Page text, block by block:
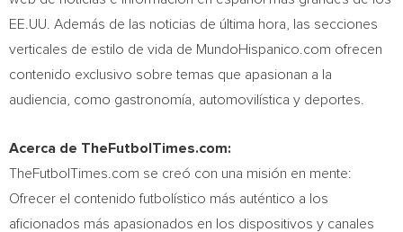
EE.UU. Además de las noticias de última hora, las secciones
verticales de estilo de vida de MundoHispanico.com ofrecen
contenido exclusivo sobre temas que apasionan a la
audiencia, como gastronomía, automovilística y deportes.
Acerca de TheFutbolTimes.com:
TheFutbolTimes.com se creó con una misión en mente:
Ofrecer el contenido futbolístico más auténtico a los
aficionados más apasionados en los dispositivos y canales